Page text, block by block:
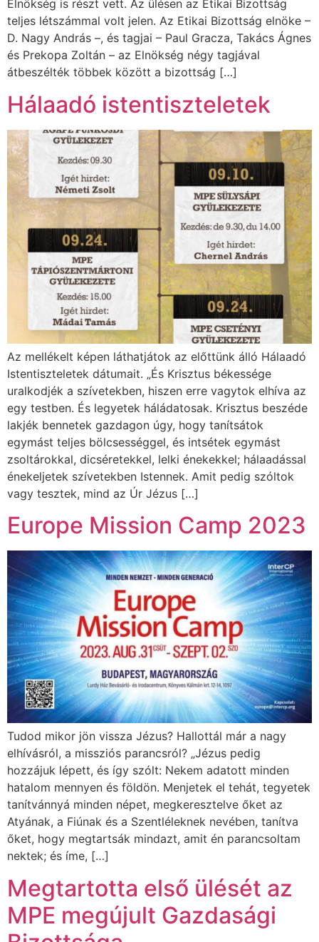
Elnökség is részt vett. Az ülésen az Etikai Bizottság
teljes létszámmal volt jelen. Az Etikai Bizottság elnöke –
D. Nagy András –, és tagjai – Paul Gracza, Takács Ágnes
és Prekopa Zoltán – az Elnökség négy tagjával
átbeszélték többek között a bizottság […]
Hálaadó istentiszteletek
Az mellékelt képen láthatjátok az előttünk álló Hálaadó
Istentiszteletek dátumait. „És Krisztus békessége
uralkodjék a szívetekben, hiszen erre vagytok elhíva az
egy testben. És legyetek háládatosak. Krisztus beszéde
lakjék bennetek gazdagon úgy, hogy tanítsátok
egymást teljes bölcsességgel, és intsétek egymást
zsoltárokkal, dicséretekkel, lelki énekekkel; hálaadással
énekeljetek szívetekben Istennek. Amit pedig szóltok
vagy tesztek, mind az Úr Jézus […]
Europe Mission Camp 2023
Tudod mikor jön vissza Jézus? Hallottál már a nagy
elhívásról, a missziós parancsról? „Jézus pedig
hozzájuk lépett, és így szólt: Nekem adatott minden
hatalom mennyen és földön. Menjetek el tehát, tegyetek
tanítvánnyá minden népet, megkeresztelve őket az
Atyának, a Fiúnak és a Szentléleknek nevében, tanítva
őket, hogy megtartsák mindazt, amit én parancsoltam
nektek; és íme, […]
Megtartotta első ülését az
MPE megújult Gazdasági